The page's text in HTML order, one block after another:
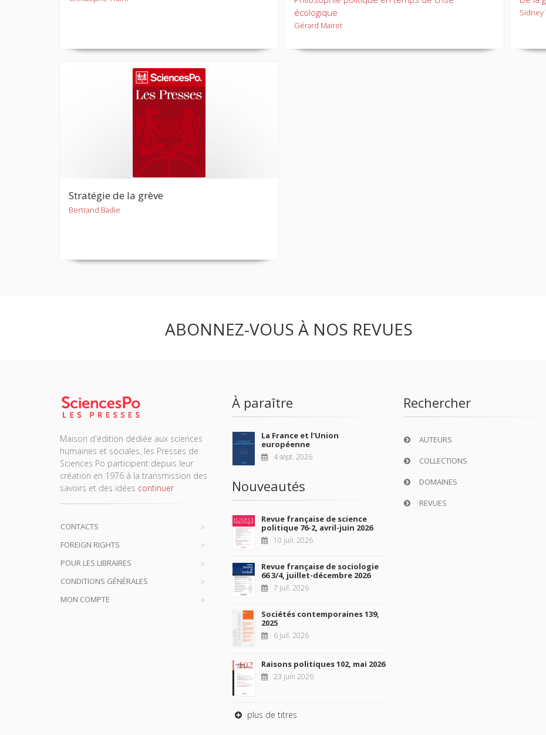
écologique
Gérard Mairet
Sidney
Stratégie de la grève
Bertrand Badie
ABONNEZ-VOUS À NOS REVUES
Maison d'édition dédiée aux sciences
humaines et sociales, les Presses de
Sciences Po participent depuis leur
création en 1976 à la transmission des
savoirs et des idées continuer
CONTACTS
FOREIGN RIGHTS
POUR LES LIBRAIRES
CONDITIONS GÉNÉRALES
MON COMPTE
À paraître
La France et l'Union
européenne
4 sept. 2026
Nouveautés
Revue française de science
politique 76-2, avril-juin 2026
10 juil. 2026
Revue française de sociologie
66 3/4, juillet-décembre 2026
7 juil. 2026
Sociétés contemporaines 139,
2025
6 juil. 2026
Raisons politiques 102, mai 2026
23 juin 2026
plus de titres
Rechercher
AUTEURS
COLLECTIONS
DOMAINES
REVUES